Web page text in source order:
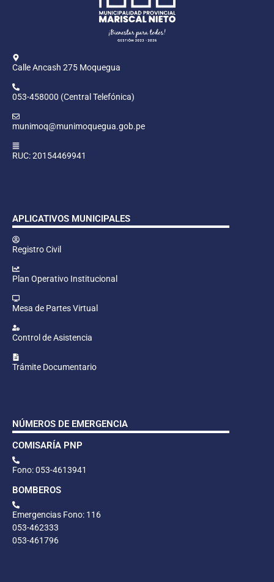
Calle Ancash 275 Moquegua
053-458000 (Central Telefónica)
munimoq@munimoquegua.gob.pe
RUC: 20154469941
APLICATIVOS MUNICIPALES
Registro Civil
Plan Operativo Institucional
Mesa de Partes Virtual
Control de Asistencia
Trámite Documentario
NÚMEROS DE EMERGENCIA
COMISARÍA PNP
Fono: 053-4613941
BOMBEROS
Emergencias Fono: 116
053-462333
053-461796